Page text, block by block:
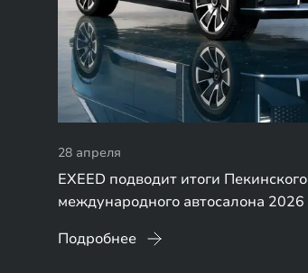
28 апреля
EXEED подводит итоги Пекинского
международного автосалона 2026
Подробнее